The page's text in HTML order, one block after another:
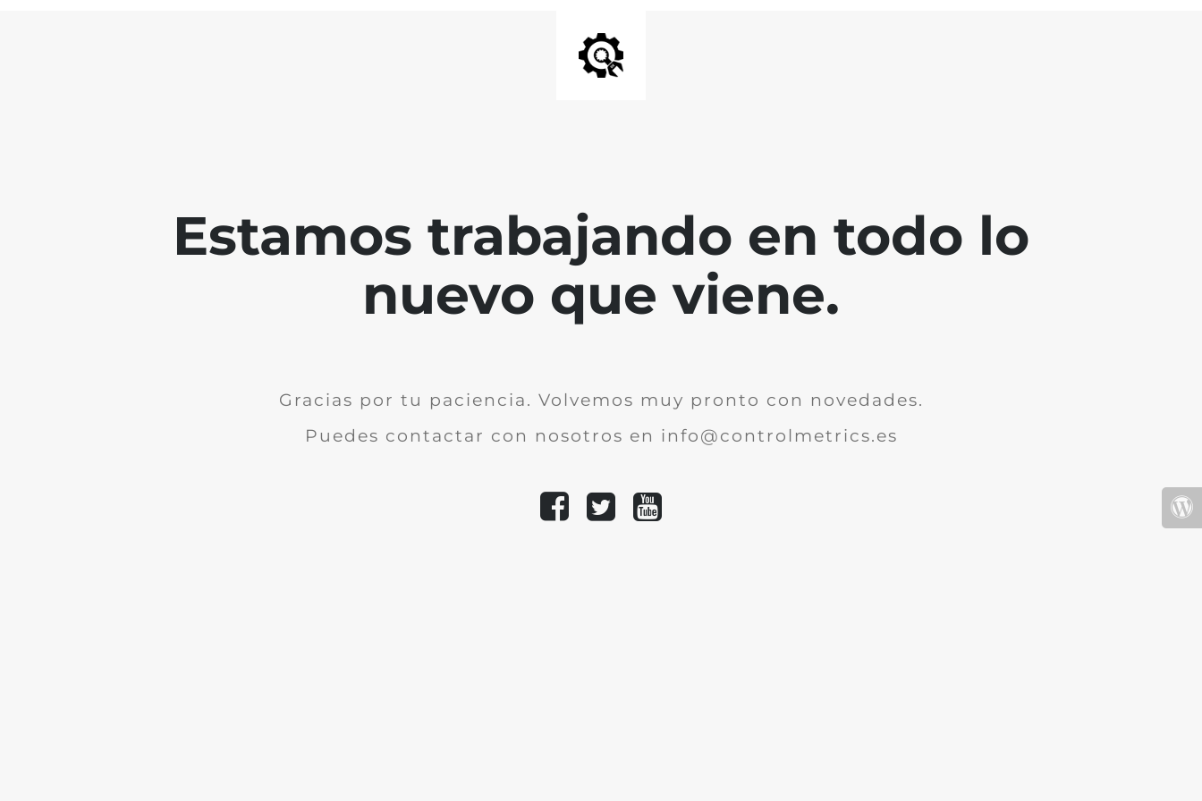
Estamos trabajando en todo lo
nuevo que viene.
Gracias por tu paciencia. Volvemos muy pronto con novedades.
Puedes contactar con nosotros en info@controlmetrics.es